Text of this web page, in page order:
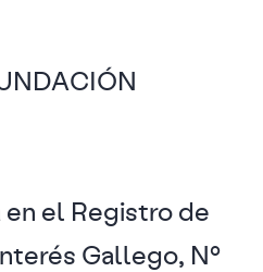
el Registro de
Gallego, Nº